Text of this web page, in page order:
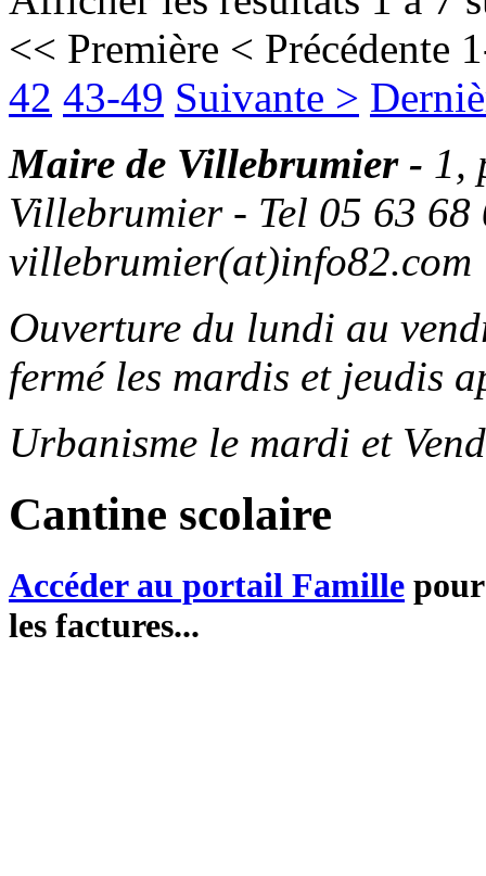
<< Première < Précédente
42 43-49 Suivante >
Maire de Villebrumier - 1,
Villebrumier - Tel 05 63
villebrumier(at)info82.com
Ouverture du lundi au
fermé les mardis et jeudis
Urbanisme le mardi et
Cantine scolaire
Accéder au portail Famille
les factures...